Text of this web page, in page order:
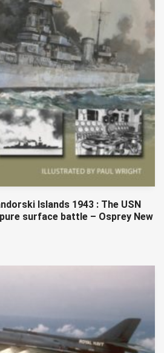
Islands 1943 : The USN
surface battle – Osprey New